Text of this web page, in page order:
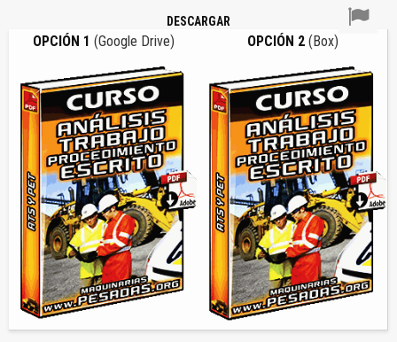
DESCARGAR
OPCIÓN 1 (Google Drive) OPCIÓN 2(Box)